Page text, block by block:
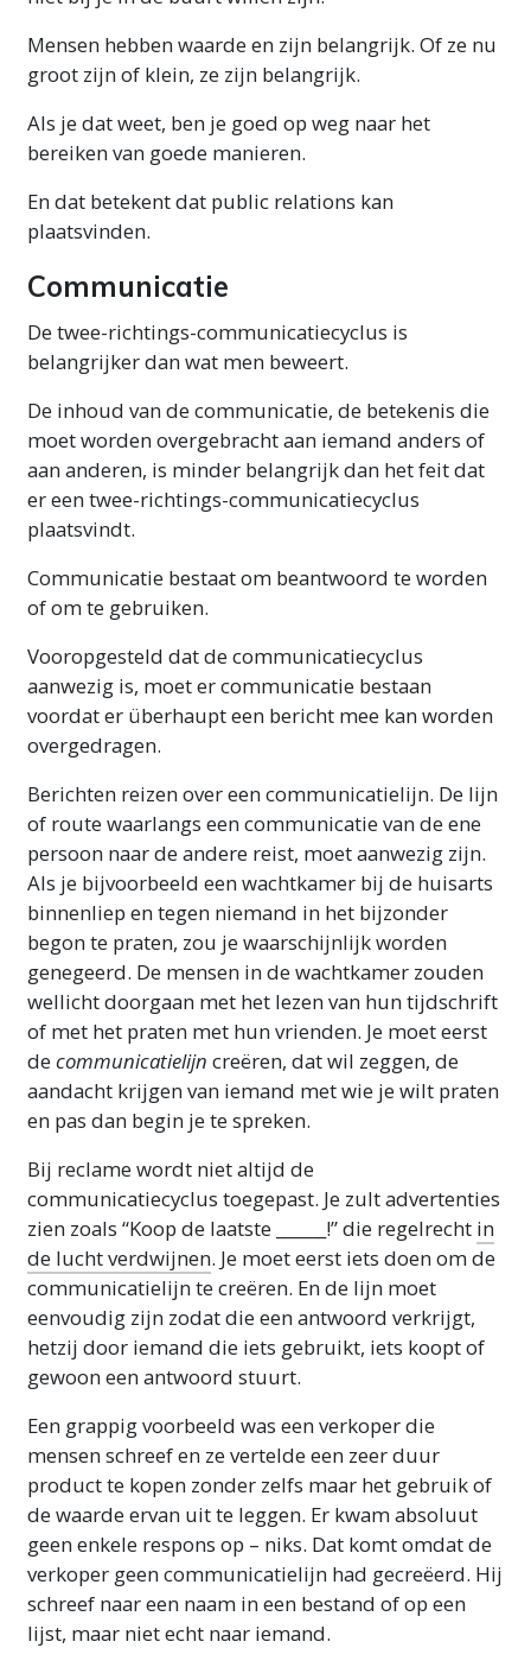
Mensen hebben waarde en zijn belangrijk. Of ze nu
groot zijn of klein, ze zijn belangrijk.
Als je dat weet, ben je goed op weg naar het
bereiken van goede manieren.
En dat betekent dat public relations kan
plaatsvinden.
Communicatie
De twee-richtings-communicatiecyclus is
belangrijker dan wat men beweert.
De inhoud van de communicatie, de betekenis die
moet worden overgebracht aan iemand anders of
aan anderen, is minder belangrijk dan het feit dat
er een twee-richtings-communicatiecyclus
plaatsvindt.
Communicatie bestaat om beantwoord te worden
of om te gebruiken.
Vooropgesteld dat de communicatiecyclus
aanwezig is, moet er communicatie bestaan
voordat er überhaupt een bericht mee kan worden
overgedragen.
Berichten reizen over een communicatielijn. De lijn
of route waarlangs een communicatie van de ene
persoon naar de andere reist, moet aanwezig zijn.
Als je bijvoorbeeld een wachtkamer bij de huisarts
binnenliep en tegen niemand in het bijzonder
begon te praten, zou je waarschijnlijk worden
genegeerd. De mensen in de wachtkamer zouden
wellicht doorgaan met het lezen van hun tijdschrift
of met het praten met hun vrienden. Je moet eerst
decommunicatielijn creëren, dat wil zeggen, de
aandacht krijgen van iemand met wie je wilt praten
en pas dan begin je te spreken.
Bij reclame wordt niet altijd de
communicatiecyclus toegepast. Je zult advertenties
zien zoals “Koop de laatste ______!” die regelrecht in
de lucht verdwijnen. Je moet eerst iets doen om de
communicatielijn te creëren. En de lijn moet
eenvoudig zijn zodat die een antwoord verkrijgt,
hetzij door iemand die iets gebruikt, iets koopt of
gewoon een antwoord stuurt.
Een grappig voorbeeld was een verkoper die
mensen schreef en ze vertelde een zeer duur
product te kopen zonder zelfs maar het gebruik of
de waarde ervan uit te leggen. Er kwam absoluut
geen enkele respons op – niks. Dat komt omdat de
verkoper geen communicatielijn had gecreëerd. Hij
schreef naar een naam in een bestand of op een
lijst, maar niet echt naar iemand.